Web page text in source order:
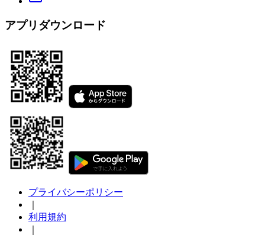
アプリダウンロード
プライバシーポリシー
利用規約